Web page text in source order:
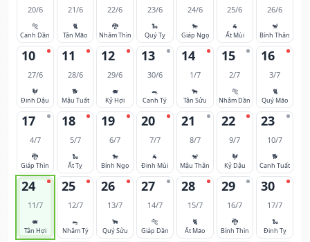
20/6
🐅
Canh Dần
21/6
🐈
Tân Mão
22/6
🐉
Nhâm Thìn
23/6
🐍
Quý Tỵ
24/6
🐎
Giáp Ngọ
25/6
🐐
Ất Mùi
26/6
🐒
Bính Thân
10
27/6
🐓
Đinh Dậu
11
28/6
🐕
Mậu Tuất
12
29/6
🐖
Kỷ Hợi
13
30/6
🐀
Canh Tý
14
1/7
🐂
Tân Sửu
15
2/7
🐅
Nhâm Dần
16
3/7
🐈
Quý Mão
17
4/7
🐉
Giáp Thìn
18
5/7
🐍
Ất Tỵ
19
6/7
🐎
Bính Ngọ
20
7/7
🐐
Đinh Mùi
21
8/7
🐒
Mậu Thân
22
9/7
🐓
Kỷ Dậu
23
10/7
🐕
Canh Tuất
24
11/7
🐖
Tân Hợi
25
12/7
🐀
Nhâm Tý
26
13/7
🐂
Quý Sửu
27
14/7
🐅
Giáp Dần
28
15/7
🐈
Ất Mão
29
16/7
🐉
Bính Thìn
30
17/7
🐍
Đinh Tỵ